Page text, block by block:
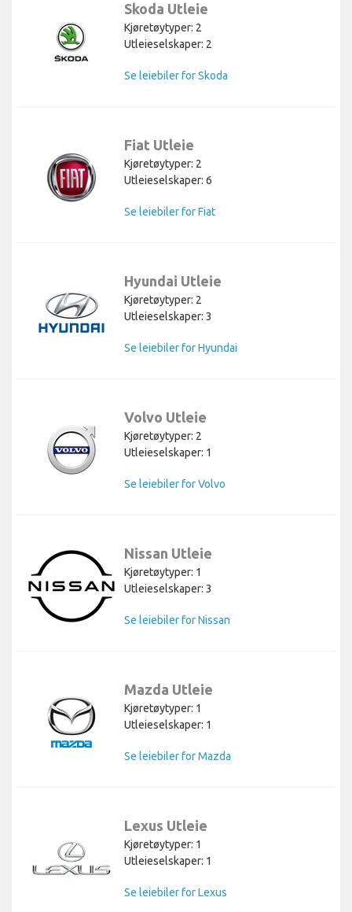
Skoda Utleie
Kjøretøytyper: 2
Utleieselskaper: 2
Se leiebiler for Skoda
Fiat Utleie
Kjøretøytyper: 2
Utleieselskaper: 6
Se leiebiler for Fiat
Hyundai Utleie
Kjøretøytyper: 2
Utleieselskaper: 3
Se leiebiler for Hyundai
Volvo Utleie
Kjøretøytyper: 2
Utleieselskaper: 1
Se leiebiler for Volvo
Nissan Utleie
Kjøretøytyper: 1
Utleieselskaper: 3
Se leiebiler for Nissan
Mazda Utleie
Kjøretøytyper: 1
Utleieselskaper: 1
Se leiebiler for Mazda
Lexus Utleie
Kjøretøytyper: 1
Utleieselskaper: 1
Se leiebiler for Lexus